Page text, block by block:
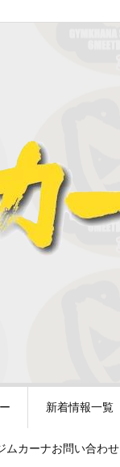
新着情報一覧
ムカーナお問い合わせ